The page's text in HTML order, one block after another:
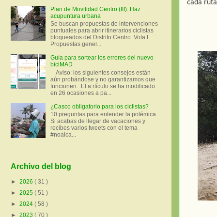
cada
Plan de Movilidad Centro (III): Haz
acupuntura urbana
Se buscan propuestas de intervenciones
puntuales para abrir itinerarios ciclistas
bloqueados del Distrito Centro. Vota I.
Propuestas gener...
Guía para sortear los errores del nuevo
biciMAD
Aviso: los siguientes consejos están
aún probándose y no garantizamos que
funcionen. El a rtículo se ha modificado
en 26 ocasiones a pa...
¿Casco obligatorio para los ciclistas?
10 preguntas para entender la polémica
Si acabas de llegar de vacaciones y
recibes varios tweets con el tema
#noalca...
Archivo del blog
► 2026 ( 31 )
► 2025 ( 51 )
► 2024 ( 58 )
► 2023 ( 70 )